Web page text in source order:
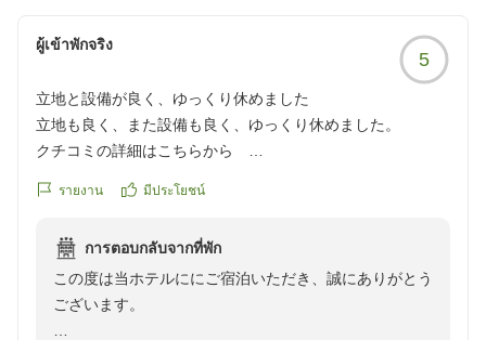
だけますと幸いでございます。
最後になりますが、今後共アーバイン京都 清水五条並
びにアーバインホテルズを何卒よろしくお願い申し上げ
ます。
ผู้เข้าพักจริง
5
立地と設備が良く、ゆっくり休めました
立地も良く、また設備も良く、ゆっくり休めました。
クチコミの詳細はこちらから
reviewId=33123477739509
รายงาน มีประโยชน์
การตอบกลับจากที่พัก
この度は当ホテルににご宿泊いただき、誠にありがとう
ございます。